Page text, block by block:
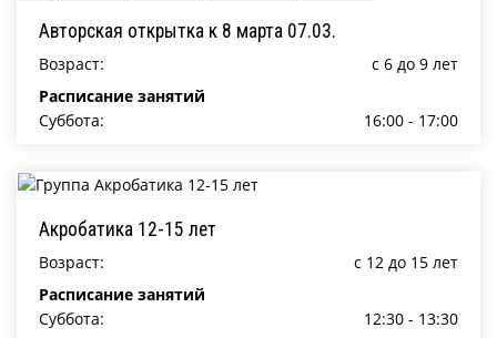
Авторская открытка к 8 марта 07.03.
Возраст:
c 6 до 9 лет
Расписание занятий
Суббота:
16:00 - 17:00
Акробатика 12-15 лет
Возраст:
c 12 до 15 лет
Расписание занятий
Суббота:
12:30 - 13:30